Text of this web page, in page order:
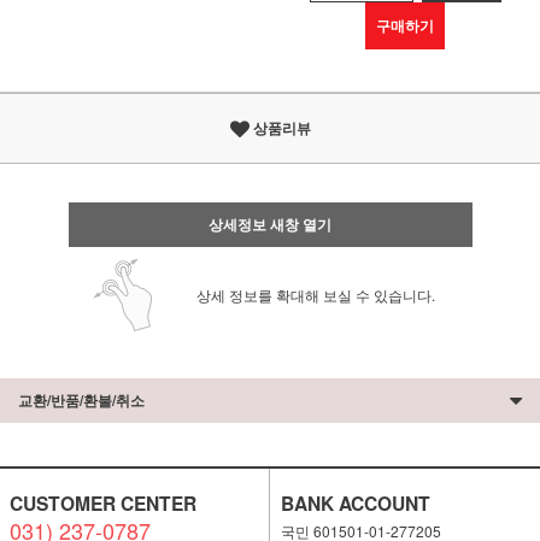
구매하기
상품리뷰
상세정보 새창 열기
상세 정보를 확대해 보실 수 있습니다.
교환/반품/환불/취소
CUSTOMER CENTER
031) 237-0787
BANK ACCOUNT
국민 601501-01-277205